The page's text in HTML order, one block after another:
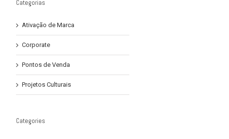
Categorias
Ativação de Marca
Corporate
Pontos de Venda
Projetos Culturais
Categories